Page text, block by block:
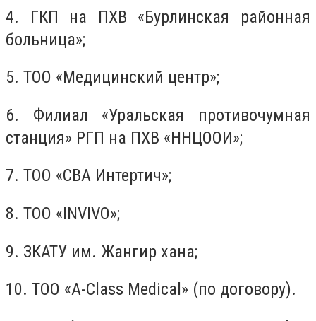
4. ГКП на ПХВ «Бурлинская районная
больница»;
5. ТОО «Медицинский центр»;
6. Филиал «Уральская противочумная
станция» РГП на ПХВ «ННЦООИ»;
7. ТОО «СВА Интертич»;
8. ТОО «INVIVO»;
9. ЗКАТУ им. Жангир хана;
10. ТОО «A-Class Medical» (по договору).